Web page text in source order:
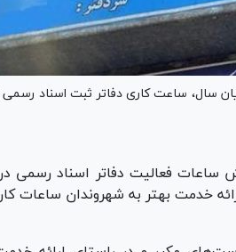
ساعات فعالیت دفاتر اسناد رسمی در
خدمت بهتر به شهروندان ساعات